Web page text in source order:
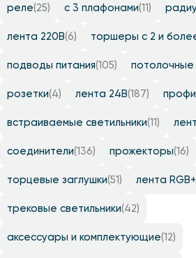
реле(25) с 3 плафонами(11)
лента 220B(6) торшеры с 2 и
подводы питания(105) потолочные
розетки(4) лента 24B(187)
встраиваемые светильники(11)
соединители(136) прожекторы(16)
торцевые заглушки(51) лента
трековые светильники(42)
аксессуары и комплектующие(12)